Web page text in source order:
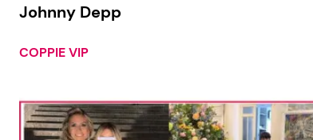
Johnny Depp
COPPIE VIP